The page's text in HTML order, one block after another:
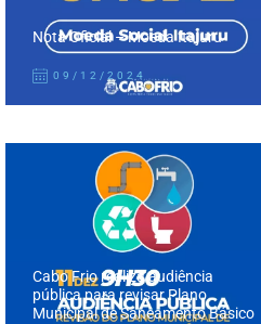
Nota Oficial – Moeda Itajuru
09/12/2024
Cabo Frio realiza audiência
pública para revisar Plano
Municipal de Saneamento Básico